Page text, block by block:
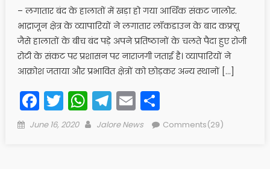
– लगातार बंद के हालातों में खड़ा हो गया आर्थिक संकट जालोर.
भाद्राजून क्षेत्र के व्यापारियों ने लगातार लॉकडाउन के बाद कफ्र्यू
जैसे हालातों के बीच बंद पड़े अपने प्रतिष्ठानों के चलते पैदा हुए रोजी
रोटी के संकट पर प्रशासन पर नाराजगी जताई है। व्यापारियों ने
आक्रोश जताया और प्रभावित क्षेत्रों को छोड़कर अन्य स्थानों […]
Facebook
Twitter
WhatsApp
Telegram
EmailShare
Posted
June 16, 2020 Author
Jalore News Comments(29)